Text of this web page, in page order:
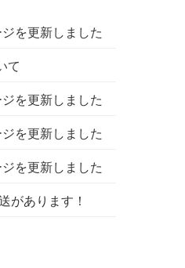
を更新しました
て
を更新しました
を更新しました
を更新しました
があります！